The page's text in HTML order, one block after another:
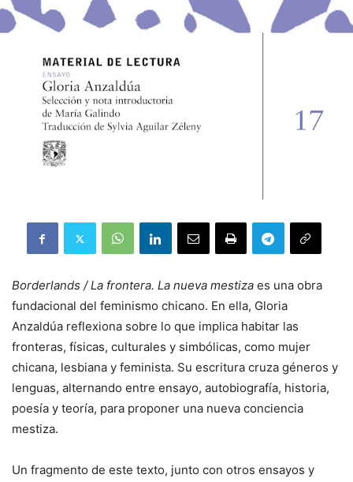
Borderlands / La frontera. La nueva mestiza es una obra
fundacional del feminismo chicano. En ella, Gloria
Anzaldúa reflexiona sobre lo que implica habitar las
fronteras, físicas, culturales y simbólicas, como mujer
chicana, lesbiana y feminista. Su escritura cruza géneros y
lenguas, alternando entre ensayo, autobiografía, historia,
poesía y teoría, para proponer una nueva conciencia
mestiza.
Un fragmento de este texto, junto con otros ensayos y